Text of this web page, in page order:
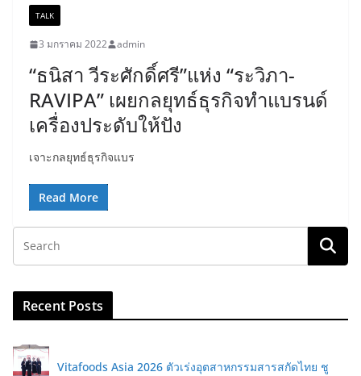
TALK
3 มกราคม 2022 admin
“ธนิสา วีระศักดิ์ศรี”แห่ง “ระวิภา-
RAVIPA” เผยกลยุทธ์ธุรกิจทำแบรนด์
เครื่องประดับให้ปัง
เจาะกลยุทธ์ธุรกิจแบร
Read More
Recent Posts
Vitafoods Asia 2026 ตัวเร่งอุตสาหกรรมสารสกัดไทย ชู